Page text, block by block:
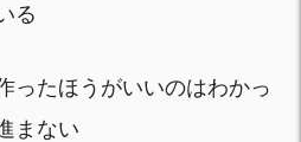
る
ったほうがいいのはわかっ
まない